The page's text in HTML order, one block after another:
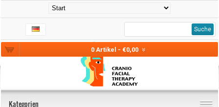
0 Artikel - €0,00
Suche
Kategorien